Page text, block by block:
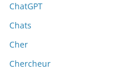
ChatGPT
Chats
Cher
Chercheur